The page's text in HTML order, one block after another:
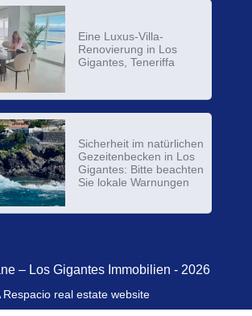
Eine Luxus-Villa-
Renovierung in Los
Gigantes, Teneriffa
Sicherheit im natürlichen
Gezeitenbecken in Los
Gigantes: Bitte beachten
Sie lokale Warnungen
– Los Gigantes Immobilien - 2026
Respacio real estate website